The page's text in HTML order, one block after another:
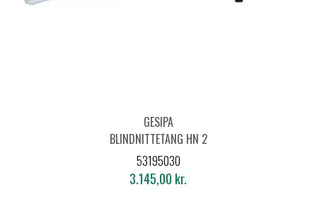
GESIPA
BLINDNITTETANG HN 2
53195030
3.145,00 kr.